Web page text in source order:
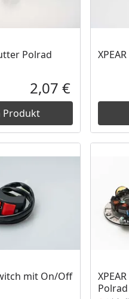
Polrad
Aktueller Preis
2,07 €
Produkt
mit On/Off
lieferbar
Polrad